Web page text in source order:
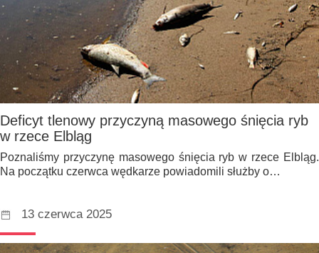
Deficyt tlenowy przyczyną masowego śnięcia ryb
w rzece Elbląg
Poznaliśmy przyczynę masowego śnięcia ryb w rzece Elbląg.
Na początku czerwca wędkarze powiadomili służby o…
13 czerwca 2025